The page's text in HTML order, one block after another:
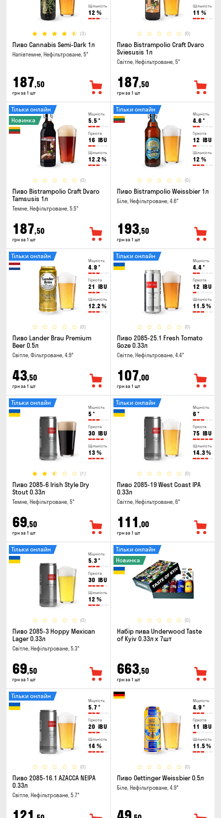
Щільність
12 %
(3)
Пиво Cannabis Semi-Dark 1л
Напівтемне, Нефільтроване, 5°
187,50
грн за 1 шт
Щільність
11 %
(0)
Пиво Bistrampolio Craft Dvaro
Sviesusis 1л
Світле, Нефільтроване, 5°
187,50
грн за 1 шт
Міцність
5.5 °
Гіркота
16 IBU
Щільність
12.2 %
(0)
Тільки онлайн
Новинка
Пиво Bistrampolio Craft Dvaro
Tamsusis 1л
Темне, Нефільтроване, 5.5°
187,50
грн за 1 шт
Міцність
4.6 °
Гіркота
12 IBU
Щільність
12 %
(0)
Тільки онлайн
Пиво Bistrampolio Weissbier 1л
Біле, Нефільтроване, 4.6°
193,50
грн за 1 шт
Міцність
4.9 °
Гіркота
21 IBU
Щільність
12.2 %
(0)
Тільки онлайн
Пиво Lander Brau Premium
Beer 0.5л
Світле, Фільтроване, 4.9°
43,50
грн за 1 шт
Міцність
4.4°
Гіркота
12 IBU
Щільність
11.5 %
(0)
Тільки онлайн
Пиво 2085-25.1 Fresh Tomato
Goze 0.33л
Світле, Нефільтроване, 4.4°
107,00
грн за 1 шт
Міцність
5 °
Гіркота
30 IBU
Щільність
13 %
(1)
Тільки онлайн
Пиво 2085-6 Irish Style Dry
Stout 0.33л
Темне, Нефільтроване, 5°
69,50
грн за 1 шт
Міцність
6 °
Гіркота
75 IBU
Щільність
14.3%
(0)
Тільки онлайн
Пиво 2085-19 West Coast IPA
0.33л
Світле, Нефільтроване, 6°
111 ,00
грн за 1 шт
Міцність
5.3°
Гіркота
30 IBU
Щільність
12 %
(0)
Тільки онлайн
Пиво 2085-3 Hoppy Mexican
Lager 0.33л
Світле, Нефільтроване, 5.3°
69,50
грн за 1 шт
(0)
Тільки онлайн
Новинка
Набір пива Underwood Taste
of Kyiv 0.33л x 7шт
663,50
грн за 1 шт
Міцність
5.7 °
Гіркота
20 IBU
Щільність
14 %
(0)
Тільки онлайн
Пиво 2085-16.1 AZACCA NEIPA
0.33л
Світле, Нефільтроване, 5.7°
Міцність
4.9 °
Гіркота
11 IBU
Щільність
11.5 %
(0)
Пиво Oettinger Weissbier 0.5л
Біле, Нефільтроване, 4.9°